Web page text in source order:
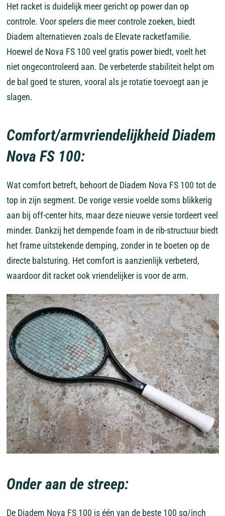
Het racket is duidelijk meer gericht op power dan op
controle. Voor spelers die meer controle zoeken, biedt
Diadem alternatieven zoals de Elevate racketfamilie.
Hoewel de Nova FS 100 veel gratis power biedt, voelt het
niet ongecontroleerd aan. De verbeterde stabiliteit helpt om
de bal goed te sturen, vooral als je rotatie toevoegt aan je
slagen.
Comfort/armvriendelijkheidDiadem
Nova FS 100:
Wat comfort betreft, behoort de Diadem Nova FS 100 tot de
top in zijn segment. De vorige versie voelde soms blikkerig
aan bij off-center hits, maar deze nieuwe versie tordeert veel
minder. Dankzij het dempende foam in de rib-structuur biedt
het frame uitstekende demping, zonder in te boeten op de
directe balsturing. Het comfort is aanzienlijk verbeterd,
waardoor dit racket ook vriendelijker is voor de arm.
Onder aan de streep:
De Diadem Nova FS 100 is één van de beste 100 sq/inch